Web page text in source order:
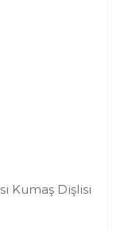
Kumaş Dişlisi